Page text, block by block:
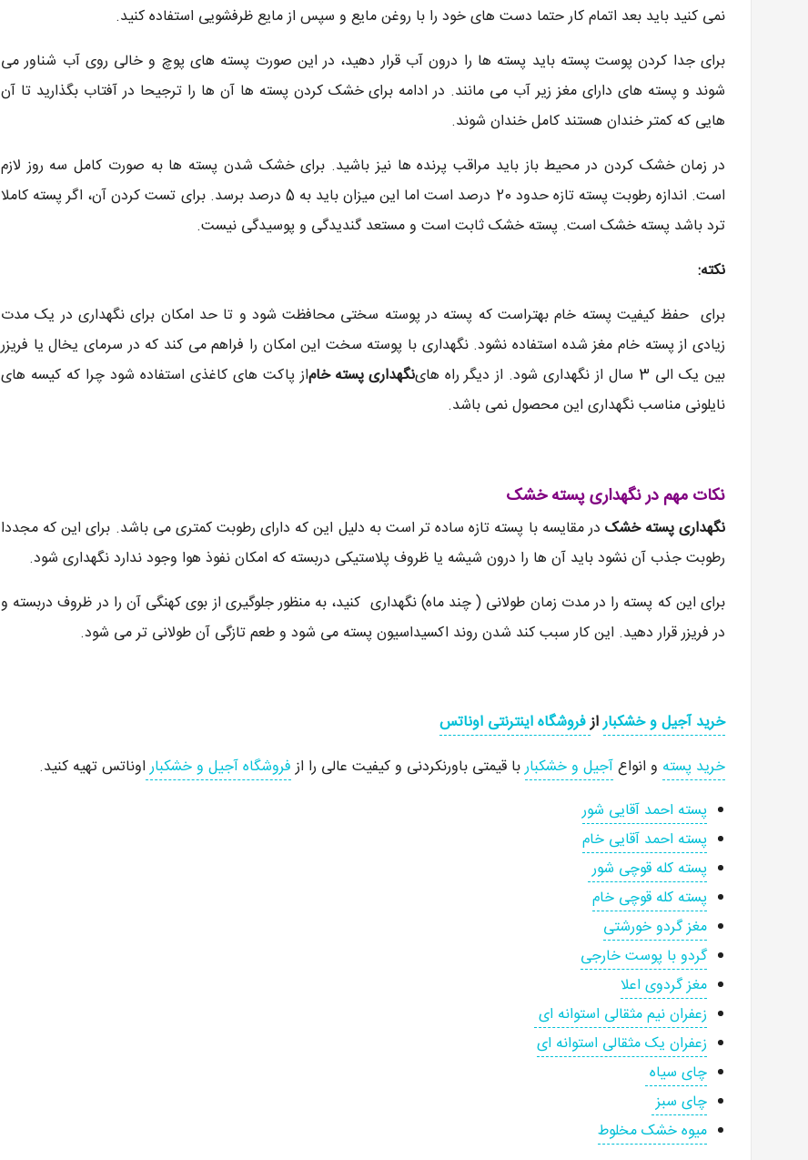
نمی کنید باید بعد اتمام کار حتما دست های خود را با روغن مایع و سپس از مایع ظرفشویی استفاده کنید.
برای جدا کردن پوست پسته باید پسته ها را درون آب قرار دهید، در این صورت پسته های پوچ و خالی روی آب شناور می
شوند و پسته های دارای مغز زیر آب می مانند. در ادامه برای خشک کردن پسته ها آن ها را ترجیحا در آفتاب بگذارید تا آن
هایی که کمتر خندان هستند کامل خندان شوند.
در زمان خشک کردن در محیط باز باید مراقب پرنده ها نیز باشید. برای خشک شدن پسته ها به صورت کامل سه روز لازم
است. اندازه رطوبت پسته تازه حدود 20 درصد است اما این میزان باید به 5 درصد برسد. برای تست کردن آن، اگر پسته کاملا
ترد باشد پسته خشک است. پسته خشک ثابت است و مستعد گندیدگی و پوسیدگی نیست.
نکته:
برای حفظ کیفیت پسته خام بهتراست که پسته در پوسته سختی محافظت شود و تا حد امکان برای نگهداری در یک مدت
زیادی از پسته خام مغز شده استفاده نشود. نگهداری با پوسته سخت این امکان را فراهم می کند که در سرمای یخال یا فریزر
بین یک الی 3 سال از نگهداری شود. از دیگر راه های
نگهداری پسته خاماز پاکت های کاغذی استفاده شود چرا که کیسه های
نایلونی مناسب نگهداری این محصول نمی باشد.
نکات مهم در نگهداری پسته خشک
نگهداری پسته خشک در مقایسه با پسته تازه ساده تر است به دلیل این که دارای رطوبت کمتری می باشد. برای این که مجددا
رطوبت جذب آن نشود باید آن ها را درون شیشه یا ظروف پلاستیکی دربسته که امکان نفوذ هوا وجود ندارد نگهداری شود.
برای این که پسته را در مدت زمان طولانی ( چند ماه) نگهداری کنید، به منظور جلوگیری از بوی کهنگی آن را در ظروف دربسته و
در فریزر قرار دهید. این کار سبب کند شدن روند اکسیداسیون پسته می شود و طعم تازگی آن طولانی تر می شود.
خرید آجیل و خشکبارازفروشگاه اینترنتی اوناتس
خرید پسته و انواعآجیل و خشکباربا قیمتی باورنکردنی و کیفیت عالی را ازفروشگاه آجیل و خشکباراوناتس تهیه کنید.
پسته احمد آقایی شور
پسته احمد آقایی خام
پسته کله قوچی شور
پسته کله قوچی خام
مغز گردو خورشتی
گردو با پوست خارجی
مغز گردوی اعلا
زعفران نیم مثقالی استوانه ای
زعفران یک مثقالی استوانه ای
چای سیاه
چای سبز
میوه خشک مخلوط